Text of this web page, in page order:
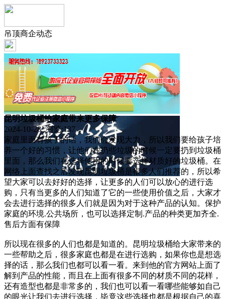
吊顶商企动态
昆明垃圾桶给家庭带来更多保障
2024-10-28 浏览:137
家庭里面有孩子的话，我们会发现大力，所以我们要给孩子培
养一个好的习惯，让他们在扔些垃圾的时候一定要扔到垃圾桶
里面，那么我们在选择使用的时候要选择材质好的垃圾桶。在
网络上面查找之后发现昆明垃圾桶是很多人们推荐的，所以希
望大家可以去好好的选择，让更多的人们可以放心的进行选
购，只有当更多的人们知道了它的一些使用价值之后，大家才
会去进行选择的很多人们就是因为对于这种产品的认知。保护
家庭的环境.公共场所，也可以选择定制.产品的种类更加齐全.
售后方面有保障
所以现在很多的人们也都是知道的。昆明垃圾桶给大家带来的
一些帮助之后，很多家庭也都是在进行选购，如果你也是想选
择的话，那么我们也都可以看一看。来到他的官方网站上面了
解到产品的性能，而且在上面有很多不同的材质不同的花样，
还有造型也都是非常多的，我们也可以看一看哪些能够如自己
的眼光让我们去进行选择，毕竟这些选择也都是根据自己的喜